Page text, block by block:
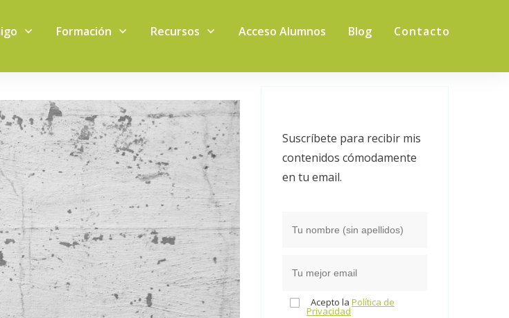
Formación Recursos Acceso Alumnos Blog Contacto
Suscríbete para recibir mis
contenidos cómodamente
en tu email.
Acepto la Política de
Privacidad